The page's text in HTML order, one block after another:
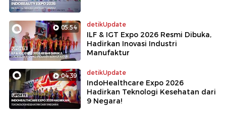
05:54 detikUpdate
ILF & IGT Expo 2026 Resmi Dibuka,
Hadirkan Inovasi Industri
Manufaktur
04:39 detikUpdate
IndoHealthcare Expo 2026
Hadirkan Teknologi Kesehatan dari
9 Negara!